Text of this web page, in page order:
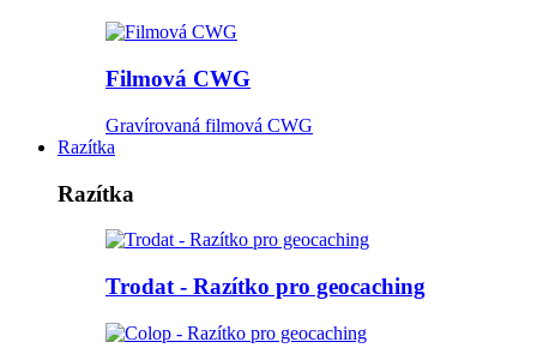
Filmová CWG
Gravírovaná filmová CWG
Razítka
Razítka
Trodat - Razítko pro geocaching